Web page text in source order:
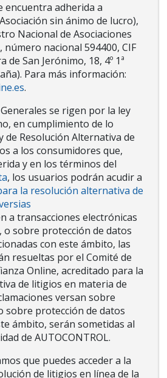
encuentra adherida a
sin ánimo de lucro),
Nacional de Asociaciones
número nacional 594400, CIF
de San Jerónimo, 18, 4º 1ª
Para más información:
.
se rigen por la ley
en cumplimiento de lo
de Resolución Alternativa de
a los consumidores que,
y en los términos del
, los usuarios podrán acudir a
la resolución alternativa de
a transacciones electrónicas
o sobre protección de datos
con este ámbito, las
resueltas por el Comité de
Online, acreditado para la
de litigios en materia de
versan sobre
sobre protección de datos
ámbito, serán sometidas al
de AUTOCONTROL.
que puedes acceder a la
de litigios en línea de la